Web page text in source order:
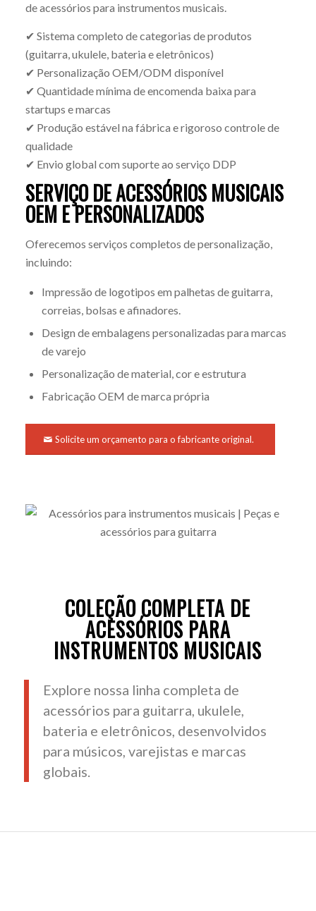
de acessórios para instrumentos musicais.
✔ Sistema completo de categorias de produtos
(guitarra, ukulele, bateria e eletrônicos)
✔ Personalização OEM/ODM disponível
✔ Quantidade mínima de encomenda baixa para
startups e marcas
✔ Produção estável na fábrica e rigoroso controle de
qualidade
✔ Envio global com suporte ao serviço DDP
SERVIÇO DE ACESSÓRIOS MUSICAIS
OEM E PERSONALIZADOS
Oferecemos serviços completos de personalização,
incluindo:
Impressão de logotipos em palhetas de guitarra,
correias, bolsas e afinadores.
Design de embalagens personalizadas para marcas
de varejo
Personalização de material, cor e estrutura
Fabricação OEM de marca própria
Solicite um orçamento para o fabricante original.
COLEÇÃO COMPLETA DE
ACESSÓRIOS PARA
INSTRUMENTOS MUSICAIS
Explore nossa linha completa de
acessórios para guitarra, ukulele,
bateria e eletrônicos, desenvolvidos
para músicos, varejistas e marcas
globais.